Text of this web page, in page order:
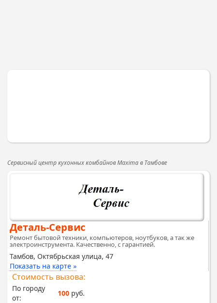
Сервисный центр кухонных комбайнов Maxima в Тамбове
Деталь-Сервис
Ремонт бытовой техники, компьютеров, ноутбуков, а так же
электроинструмента. Качественно, с гарантией.
Тамбов, Октябрьская улица, 47
Показать на карте »
Стоимость вызова:
По городу
от:
100 руб.